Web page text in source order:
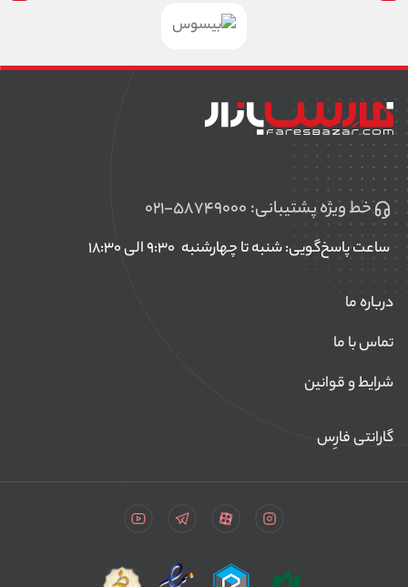
خط ویژه پشتیبانی: ۰۲۱-۵۸۷۴۹۰۰۰
ساعت پاسخ‌گویی: شنبه تا چهارشنبه
درباره ما
تماس با ما
شرایط و قوانین
گارانتی فارِس